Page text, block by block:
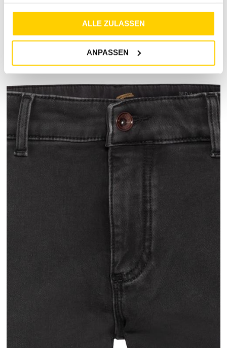
gesammelt haben.
ALLE ZULASSEN
ANPASSEN
RETOURE / REKLAMATION
MARKENINFORMATIONEN